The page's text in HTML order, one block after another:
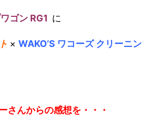
ゴン RG1 に
× WAKO’S ワコーズ クリーニン
さんからの感想を・・・